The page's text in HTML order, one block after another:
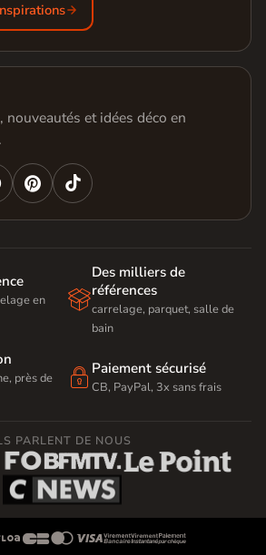
et idées déco en

en

Des milliers de
références
carrelage, parquet, salle de
bain
près de
 Paiement sécurisé
CB, PayPal, 3x sans frais
PARLENT DE NOUS
